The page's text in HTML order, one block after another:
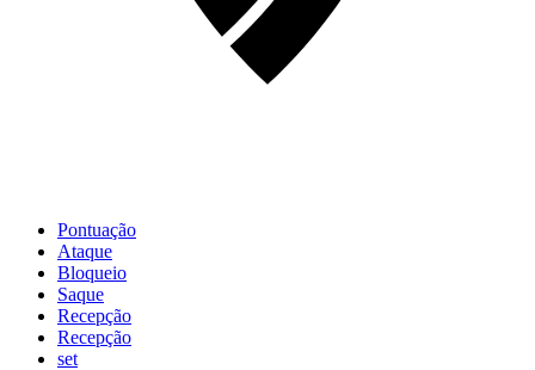
Pontuação
Ataque
Bloqueio
Saque
Recepção
Recepção
set